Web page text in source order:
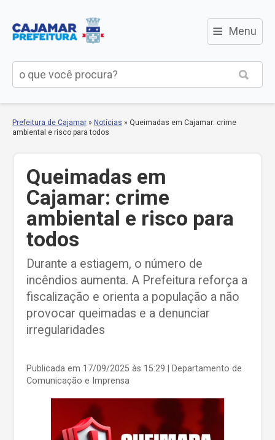
≡ Menu
Prefeitura de Cajamar » Notícias » Queimadas em Cajamar: crime
ambiental e risco para todos
Queimadas em
Cajamar: crime
ambiental e risco para
todos
Durante a estiagem, o número de
incêndios aumenta. A Prefeitura reforça a
fiscalização e orienta a população a não
provocar queimadas e a denunciar
irregularidades
Publicada em 17/09/2025 às 15:29
| Departamento de
Comunicação e Imprensa